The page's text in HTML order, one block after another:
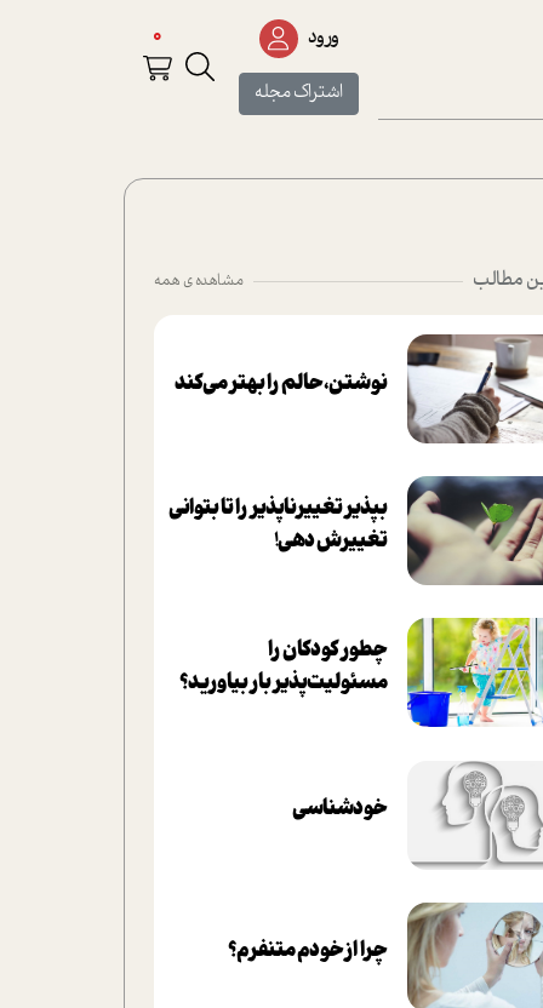
ورود
اشتراک مجله
0
مطالب مشاهده ی همه
نوشتن، حالم را بهتر می‌کند
بپذير تغييرناپذير را تا بتواني
تغييرش دهي!‏
چطور کودکان را
مسئولیت‌پذیر بار بیاورید؟
خودشناسی
چرا از خودم متنفرم؟